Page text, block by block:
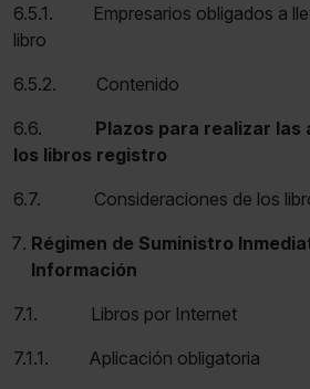
6.5.1. Empresarios obligados a
libro
6.5.2. Contenido
6.6.
Plazos para realizar las
los libros registro
6.7. Consideraciones de los
Régimen de Suministro
Información
7.1. Libros por Internet
7.1.1. Aplicación obligatoria